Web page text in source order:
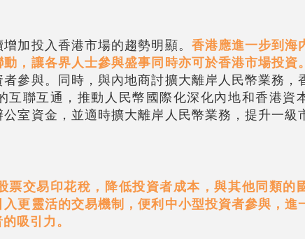
加投入香港市場的趨勢明顯。 香港應進一步到海
，讓各界人士參與盛事同時亦可於香港市場投資
參與。同時，與內地商討擴大離岸人民幣業務，
互聯互通，推動人民幣國際化深化內地和香港資
室資金，並適時擴大離岸人民幣業務，提升一級
票交易印花稅，降低投資者成本，與其他同類的
更靈活的交易機制，便利中小型投資者參與，進
吸引力。